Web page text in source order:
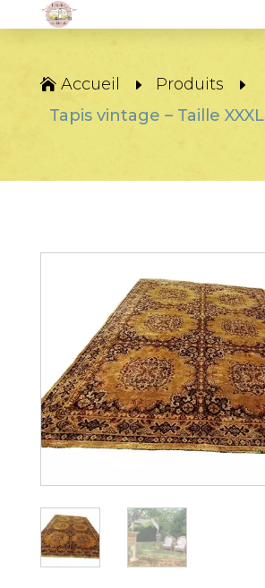
Accueil
Produits
Tapis vintage – Taille XXXL